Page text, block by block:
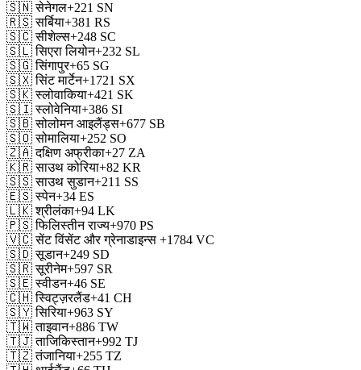
🇸🇳 सेनेगल+221 SN
🇷🇸 सर्बिया+381 RS
🇸🇨 सीशेल्स+248 SC
🇸🇱 सिएरा लियोन+232 SL
🇸🇬 सिंगापुर+65 SG
🇸🇽 सिंट मार्टेन+1721 SX
🇸🇰 स्लोवाकिया+421 SK
🇸🇮 स्लोवेनिया+386 SI
🇸🇧 सोलोमन आइलैंड्स+677 SB
🇸🇴 सोमालिया+252 SO
🇿🇦 दक्षिण अफ्रीका+27 ZA
🇰🇷 साउथ कोरिया+82 KR
🇸🇸 साउथ सुडान+211 SS
🇪🇸 स्पेन+34 ES
🇱🇰 श्रीलंका+94 LK
🇵🇸 फिलिस्तीन राज्य+970 PS
🇻🇨 सेंट विंसेंट और ग्रेनाडाइन्स +1784 VC
🇸🇩 सूडान+249 SD
🇸🇷 सूरीनेम+597 SR
🇸🇪 स्वीडन+46 SE
🇨🇭 स्विट्ज़रलैंड+41 CH
🇸🇾 सिरिया+963 SY
🇹🇼 ताइवान+886 TW
🇹🇯 ताजिकिस्तान+992 TJ
🇹🇿 तंजानिया+255 TZ